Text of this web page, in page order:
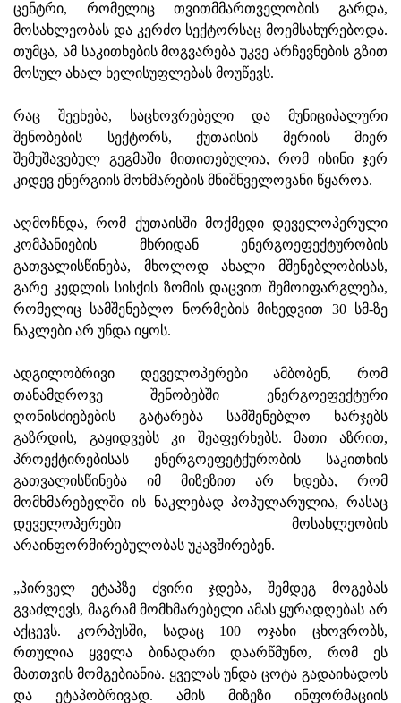
ცენტრი, რომელიც თვითმმართველობის გარდა,
მოსახლეობას და კერძო სექტორსაც მოემსახურებოდა.
თუმცა, ამ საკითხების მოგვარება უკვე არჩევნების გზით
მოსულ ახალ ხელისუფლებას მოუწევს.
რაც შეეხება, საცხოვრებელი და მუნიციპალური
შენობების სექტორს, ქუთაისის მერიის მიერ
შემუშავებულ გეგმაში მითითებულია, რომ ისინი ჯერ
კიდევ ენერგიის მოხმარების მნიშნველოვანი წყაროა.
აღმოჩნდა, რომ ქუთაისში მოქმედი დეველოპერული
კომპანიების მხრიდან ენერგოეფექტურობის
გათვალისწინება, მხოლოდ ახალი მშენებლობისას,
გარე კედლის სისქის ზომის დაცვით შემოიფარგლება,
რომელიც სამშენებლო ნორმების მიხედვით 30 სმ-ზე
ნაკლები არ უნდა იყოს.
ადგილობრივი დეველოპერები ამბობენ, რომ
თანამდროვე შენობებში ენერგოეფექტური
ღონისძიებების გატარება სამშენებლო ხარჯებს
გაზრდის, გაყიდვებს კი შეაფერხებს. მათი აზრით,
პროექტირებისას ენერგოეფეტქურობის საკითხის
გათვალისწინება იმ მიზეზით არ ხდება, რომ
მომხმარებელში ის ნაკლებად პოპულარულია, რასაც
დეველოპერები მოსახლეობის
არაინფორმირებულობას უკავშირებენ.
„პირველ ეტაპზე ძვირი ჯდება, შემდეგ მოგებას
გვაძლევს, მაგრამ მომხმარებელი ამას ყურადღებას არ
აქცევს. კორპუსში, სადაც 100 ოჯახი ცხოვრობს,
რთულია ყველა ბინადარი დაარწმუნო, რომ ეს
მათთვის მომგებიანია. ყველას უნდა ცოტა გადაიხადოს
და ეტაპობრივად. ამის მიზეზი ინფორმაციის